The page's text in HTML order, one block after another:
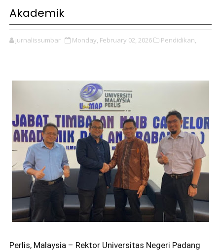
Akademik
jurnalissumbar Monday, February 02, 2026 Pendidikan,
Perlis, Malaysia – Rektor Universitas Negeri Padang